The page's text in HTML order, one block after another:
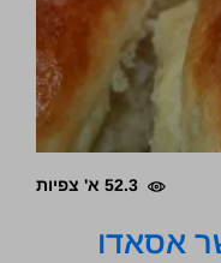
52.3 א' צפיות
אסאדו